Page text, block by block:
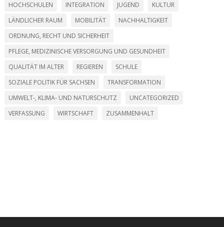
HOCHSCHULEN
INTEGRATION JUGEND
KULTUR
LÄNDLICHER RAUM
MOBILITÄT
NACHHALTIGKEIT
ORDNUNG, RECHT UND SICHERHEIT
PFLEGE, MEDIZINISCHE VERSORGUNG UND GESUNDHEIT
QUALITÄT IM ALTER
REGIEREN
SCHULE
SOZIALE POLITIK FÜR SACHSEN
TRANSFORMATION
UMWELT-, KLIMA- UND NATURSCHUTZ
UNCATEGORIZED
VERFASSUNG
WIRTSCHAFT ZUSAMMENHALT